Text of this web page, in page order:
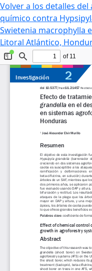
Volver a los detalles del
químico contra
Swietenia macrophylla
Litoral Atlántico,